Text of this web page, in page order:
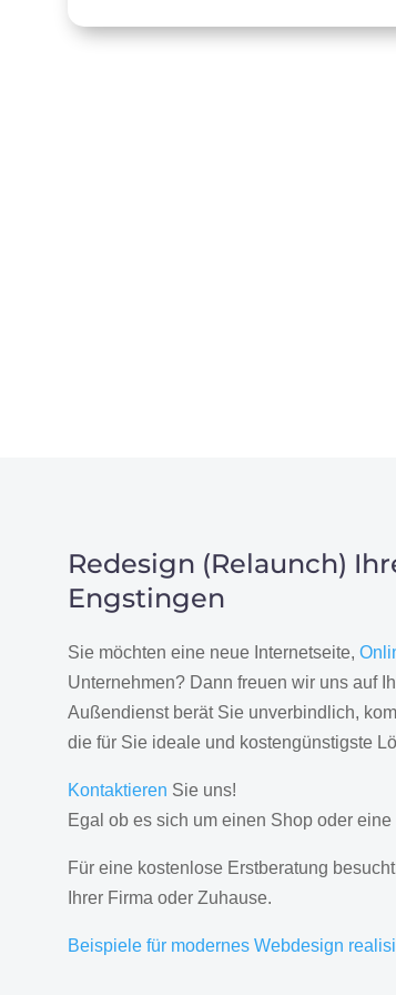
Redesign (Relaunch)
Engstingen
Sie möchten eine neue Internetseite,
Unternehmen? Dann freuen wir uns auf
Außendienst berät Sie unverbindlich,
die für Sie ideale und kostengünstigste
Kontaktieren Sie uns!
Egal ob es sich um einen Shop oder
Für eine kostenlose Erstberatung
Ihrer Firma oder Zuhause.
Beispiele für modernes Webdesign